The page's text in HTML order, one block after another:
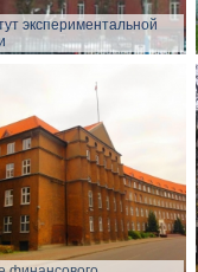
экспериментальной